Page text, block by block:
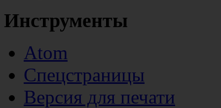
Инструменты
Atom
Спецстраницы
Версия для печати